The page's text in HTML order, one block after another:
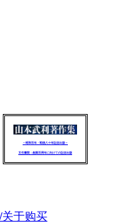
～昭和百年・戦後八十年記念出版～
文生書院：創業百周年に向けての記念出版
关于购买